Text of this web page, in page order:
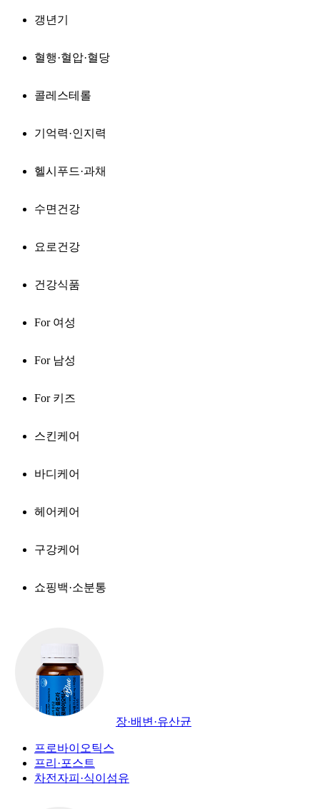
갱년기
혈행·혈압·혈당
콜레스테롤
기억력·인지력
헬시푸드·과채
수면건강
요로건강
건강식품
For 여성
For 남성
For 키즈
스킨케어
바디케어
헤어케어
구강케어
쇼핑백·소분통
장·배변·유산균
프로바이오틱스
프리·포스트
차전자피·식이섬유